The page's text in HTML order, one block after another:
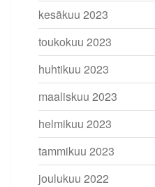
kesäkuu 2023
toukokuu 2023
huhtikuu 2023
maaliskuu 2023
helmikuu 2023
tammikuu 2023
joulukuu 2022